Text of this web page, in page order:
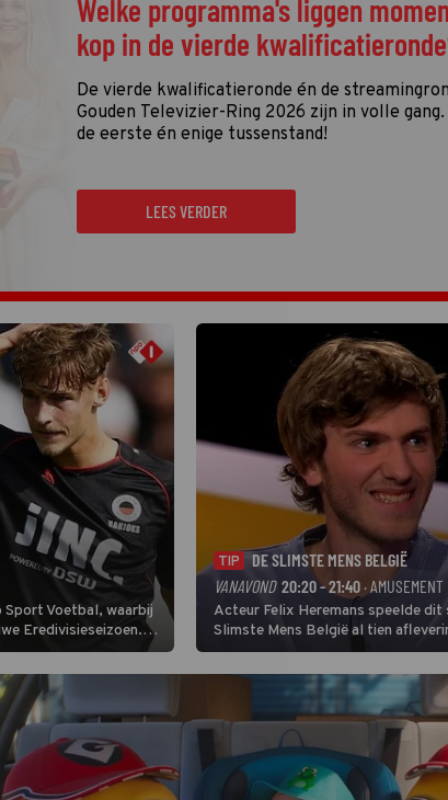
Welke programma's liggen
kop in de vierde
De vierde kwalificatieronde én de
Gouden Televizier-Ring 2026 zijn in volle
de eerste én enige tussenstand!
LEES VERDER
Voetbal, waarbij
Eredivisieseizoen.
TIP
DE SLIMSTE MENS BELGIË
VANAVOND 20:20 - 21:40 · AMUSEMENT
Acteur Felix Heremans speelde dit
Slimste Mens België al tien
de grote favoriet in deze
Nederlandse inbreng, want komiek
neemt plaats aan de jurytafel.